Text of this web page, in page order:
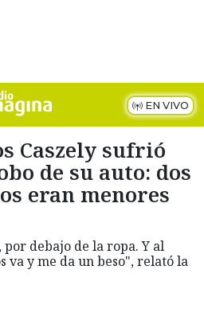
EN VIVO
Caszely sufrió
de su auto: dos
eran menores
debajo de la ropa. Y al
va y me da un beso", relató la